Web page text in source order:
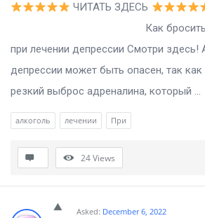
ЧИТАТЬ ЗДЕСЬ
Как бросить пить?!
при лечении депрессии Смотри здесь!
депрессии может быть опасен, так
резкий выброс адреналина, который ...
алкоголь лечении При
24Views
Asked: December 6, 2022